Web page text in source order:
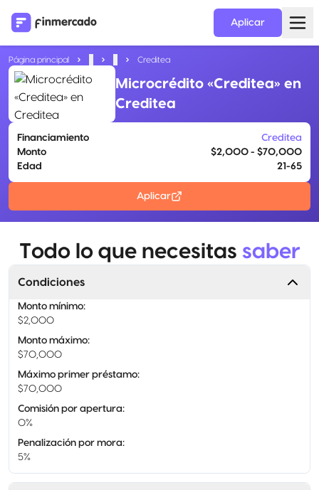
Aplicar
Página principal Creditea
Microcrédito «Creditea» en
Creditea
Financiamiento
Creditea
Monto
$2,000 - $70,000
Edad
21-65
Aplicar
Todo lo que necesitas saber
Condiciones
Monto mínimo:
$2,000
Monto máximo:
$70,000
Máximo primer préstamo:
$70,000
Comisión por apertura:
0%
Penalización por mora:
5%